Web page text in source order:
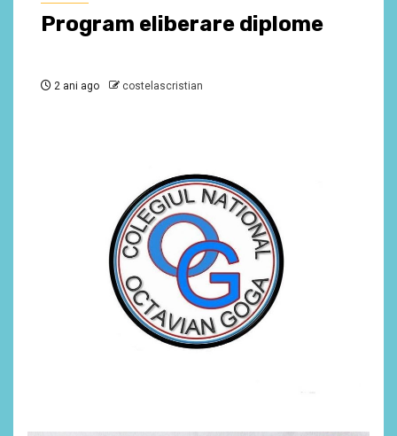
Program eliberare diplome
2 ani ago costelascristian